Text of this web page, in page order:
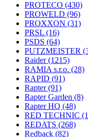
PROTECO (430)
PROWELD (96)
PROXXON (31)
PRSL (16)
PSDS (64)
PUTZMEISTER
Raider(1215)
RAMIA s.r.o. (28)
RAPID (91)
Rapter(91)
Rapter Garden (8)
Rapter HQ (48)
RED TECHNIC
REDATS (268)
Redback (82)